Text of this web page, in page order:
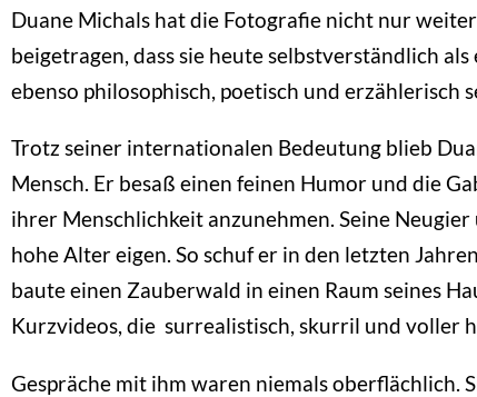
Duane Michals hat die Fotografie nicht nur
beigetragen, dass sie heute selbstverständlich
ebenso philosophisch, poetisch und erzählerisch
Trotz seiner internationalen Bedeutung blieb
Mensch. Er besaß einen feinen Humor und die
ihrer Menschlichkeit anzunehmen. Seine
hohe Alter eigen. So schuf er in den letzten
baute einen Zauberwald in einen Raum seines
Kurzvideos, die surrealistisch, skurril und voller
Gespräche mit ihm waren niemals oberflächlich.